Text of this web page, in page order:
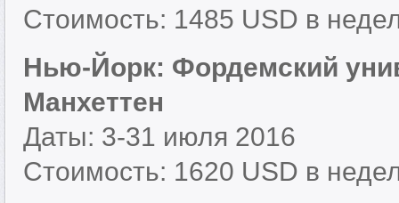
Стоимость: 1485 USD в
Нью-Йорк: Фордемский
Манхеттен
Даты: 3-31 июля 2016
Стоимость: 1620 USD в